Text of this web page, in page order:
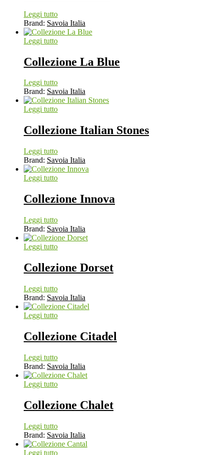
Leggi tutto
Brand: Savoia Italia
Leggi tutto
Collezione La Blue
Leggi tutto
Brand: Savoia Italia
Leggi tutto
Collezione Italian Stones
Leggi tutto
Brand: Savoia Italia
Leggi tutto
Collezione Innova
Leggi tutto
Brand: Savoia Italia
Leggi tutto
Collezione Dorset
Leggi tutto
Brand: Savoia Italia
Leggi tutto
Collezione Citadel
Leggi tutto
Brand: Savoia Italia
Leggi tutto
Collezione Chalet
Leggi tutto
Brand: Savoia Italia
Leggi tutto